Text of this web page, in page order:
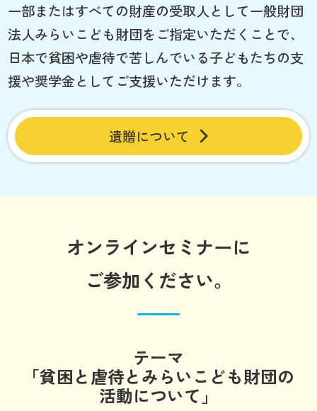
一部またはすべての財産の受取人として一般財団
法人みらいこども財団をご指定いただくことで、
日本で貧困や虐待で苦しんでいる子どもたちの支
援や奨学金としてご支援いただけます。
遺贈について
オンラインセミナーに
ご参加ください。
テーマ
「貧困と虐待とみらいこども財団の
活動について」